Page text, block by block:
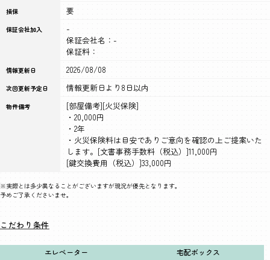
※実際とは多少異なることがございますが現況が優先となります。
予めご了承くださいませ。
損保 要
保証会社加入
-
保証会社名：-
保証料：
情報更新日 2026/08/08
次回更新予定日 情報更新日より8日以内
物件備考
[部屋備考][火災保険]
・20,000円
・2年
・火災保険料は目安でありご意向を確認の上ご提案いた
します。[文書事務手数料（税込）]11,000円
[鍵交換費用（税込）]33,000円
こだわり条件
エレベーター
宅配ボックス